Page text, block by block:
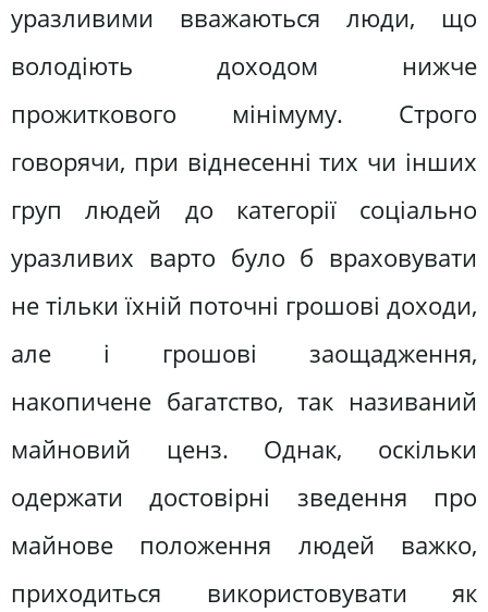
уразливими вважаються люди, що
володіють доходом нижче
прожиткового мінімуму. Строго
говорячи, при віднесенні тих чи інших
груп людей до категорії соціально
уразливих варто було б враховувати
не тільки їхній поточні грошові доходи,
але і грошові заощадження,
накопичене багатство, так називаний
майновий ценз. Однак, оскільки
одержати достовірні зведення про
майнове положення людей важко,
приходиться використовувати як